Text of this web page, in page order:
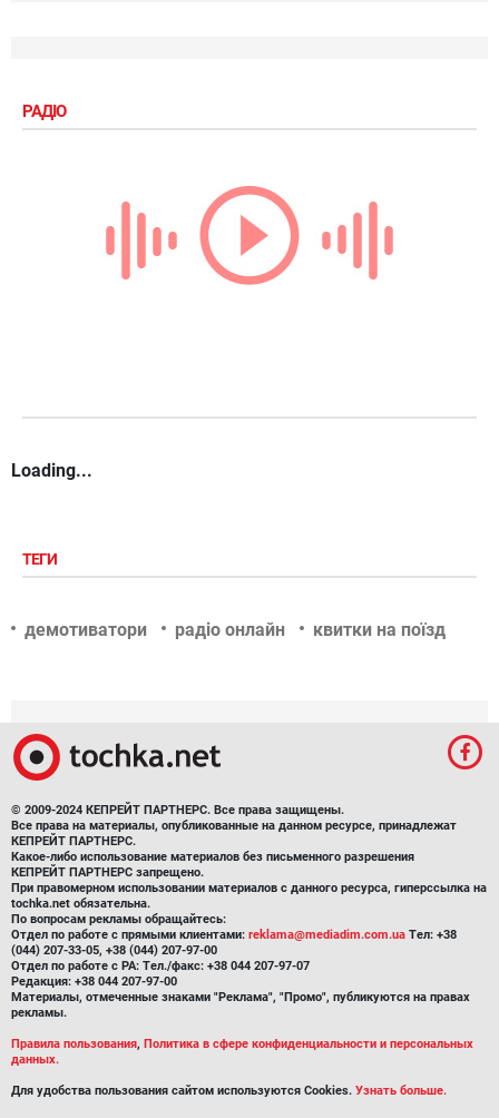
РАДІО
Loading...
ТЕГИ
демотиватори радіо онлайн квитки на поїзд
© 2009-2024 КЕПРЕЙТ ПАРТНЕРС. Все права защищены.
Все права на материалы, опубликованные на данном ресурсе, принадлежат
КЕПРЕЙТ ПАРТНЕРС.
Какое-либо использование материалов без письменного разрешения
КЕПРЕЙТ ПАРТНЕРС запрещено.
При правомерном использовании материалов с данного ресурса, гиперссылка на
tochka.net обязательна.
По вопросам рекламы обращайтесь:
Отдел по работе с прямыми клиентами: reklama@mediadim.com.ua Тел: +38
(044) 207-33-05, +38 (044) 207-97-00
Отдел по работе с РА: Тел./факс: +38 044 207-97-07
Редакция: +38 044 207-97-00
Материалы, отмеченные знаками "Реклама", "Промо", публикуются на правах
рекламы.
Правила пользования, Политика в сфере конфиденциальности и персональных
данных.
Для удобства пользования сайтом используются Cookies. Узнать больше.